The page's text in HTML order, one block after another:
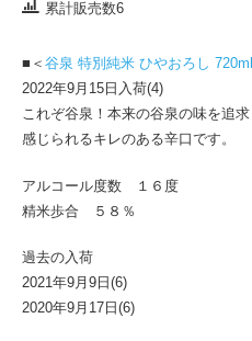
累計販売数6
■＜ 谷泉 特別純米 ひやおろし 720ml
2022年9月15日入荷(4)
これぞ谷泉！本来の谷泉の味を追
感じられるキレのある辛口です。
アルコール度数 １６度
精米歩合 ５８％
過去の入荷
2021年9月9日(6)
2020年9月17日(6)